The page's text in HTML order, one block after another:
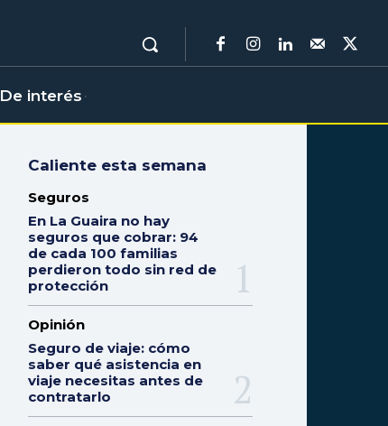
De interés
Caliente esta semana
Seguros
En La Guaira no hay
seguros que cobrar: 94
de cada 100 familias
perdieron todo sin red de
protección
Opinión
Seguro de viaje: cómo
saber qué asistencia en
viaje necesitas antes de
contratarlo